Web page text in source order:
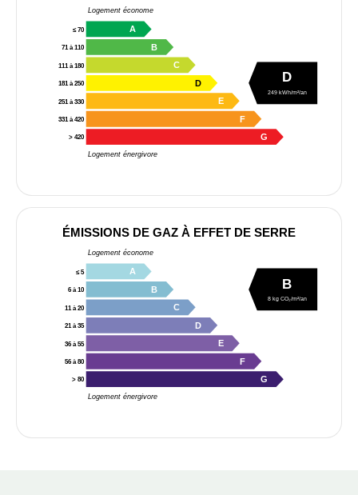
Logement économe
Logement énergivore
≤ 70 A
71 à 110 B
111 à 180 C
181 à 250 D
251 à 330 E
331 à 420 F
> 420 G
D
249 kWh/m²/an
ÉMISSIONS DE GAZ À EFFET DE SERRE
Logement économe
Logement énergivore
≤ 5 A
6 à 10 B
11 à 20 C
21 à 35 D
36 à 55 E
56 à 80 F
> 80 G
B
8 kg CO₂/m²/an